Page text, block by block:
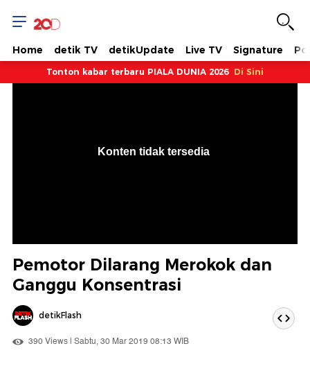
Home detik TV detikUpdate Live TV Signature
Tonton kabar terbaru PIALA DUNIA 2026 Di Sini
Konten tidak tersedia
Pemotor Dilarang Merokok dan
Ganggu Konsentrasi
detikFlash
390 Views | Sabtu, 30 Mar 2019 08:13 WIB